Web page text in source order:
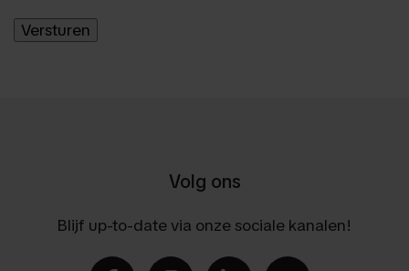
Volg ons
Blijf up-to-date via onze sociale kanalen!